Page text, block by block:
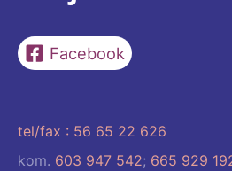
Facebook
tel/fax : 56 65 22 626
kom. 603 947 542; 665 929